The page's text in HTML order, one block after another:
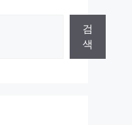
검
색